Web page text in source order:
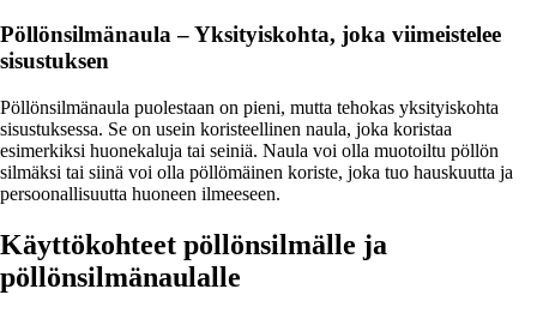
Pöllönsilmänaula – Yksityiskohta, joka viimeistelee
sisustuksen
Pöllönsilmänaula puolestaan on pieni, mutta tehokas yksityiskohta
sisustuksessa. Se on usein koristeellinen naula, joka koristaa
esimerkiksi huonekaluja tai seiniä. Naula voi olla muotoiltu pöllön
silmäksi tai siinä voi olla pöllömäinen koriste, joka tuo hauskuutta ja
persoonallisuutta huoneen ilmeeseen.
Käyttökohteet pöllönsilmälle ja
pöllönsilmänaulalle